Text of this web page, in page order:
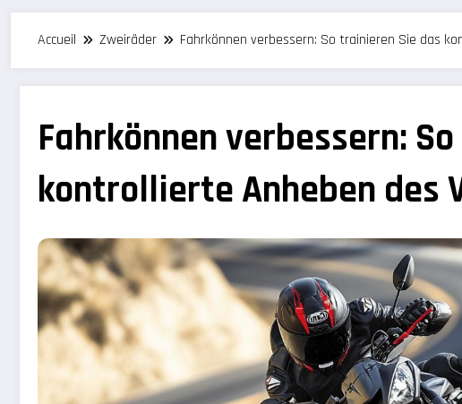
Accueil Zweiräder Fahrkönnen verbessern: So trainieren Sie das
Fahrkönnen verbessern:
kontrollierte Anheben des